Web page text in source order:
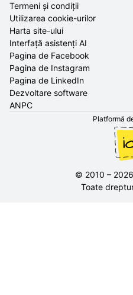
Termeni și condiții
Utilizarea cookie-urilor
Harta site-ului
Interfață asistenți AI
Pagina de Facebook
Pagina de Instagram
Pagina de LinkedIn
Dezvoltare software
ANPC
Platformă
© 2010 – 2026
Toate